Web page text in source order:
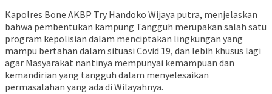
Kapolres Bone AKBP Try Handoko Wijaya putra, menjelaskan
bahwa pembentukan kampung Tangguh merupakan salah satu
program kepolisian dalam menciptakan lingkungan yang
mampu bertahan dalam situasi Covid 19, dan lebih khusus lagi
agar Masyarakat nantinya mempunyai kemampuan dan
kemandirian yang tangguh dalam menyelesaikan
permasalahan yang ada di Wilayahnya.